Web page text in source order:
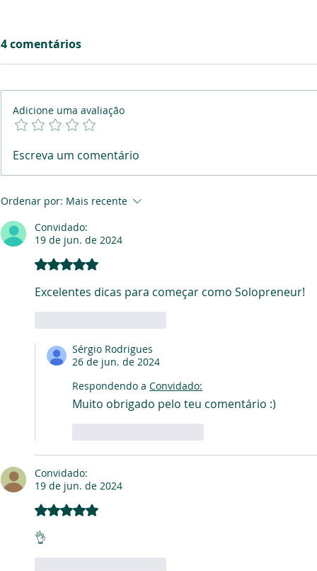
Investir não é só sobre
ganhar dinheiro!
escondido
4 comentários
Adicione uma avaliação
Escreva um comentário
Ordenar por: Mais recente
Convidado:
19 de jun. de 2024
Avaliado com 5 de 5 estrelas.
Excelentes dicas para começar como Solopreneur!
Sérgio Rodrigues
26 de jun. de 2024
Respondendo a Convidado:
Muito obrigado pelo teu comentário :)
Convidado:
19 de jun. de 2024
Avaliado com 5 de 5 estrelas.
👌